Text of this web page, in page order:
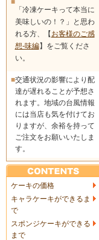
■
「冷凍ケーキって本当に
美味しいの！？」と思わ
れる方、【 お客様のご感
想-味編】をご覧くださ
い。
■交通状況の影響により配
達が遅れることが予想さ
れます。地域の台風情報
には当店も気を付けてお
りますが、余裕を持って
ご注文をお願いいたしま
す。
ケーキの価格
キャラケーキができるま
で
スポンジケーキができる
まで